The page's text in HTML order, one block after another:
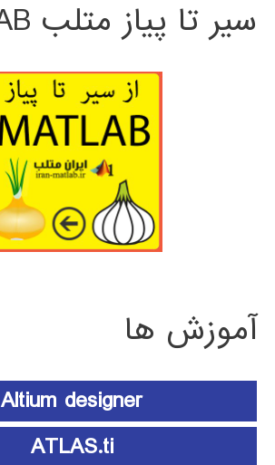
سیر تا پیاز متلب MATLAB
آموزش ها
Altium designer
ATLAS.ti